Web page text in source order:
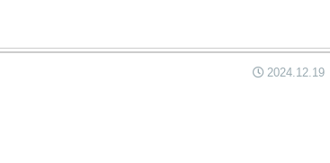
2024.12.19